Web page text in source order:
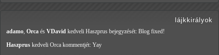
lájkkirályok
adamo Orca és VDavid kedveli Haszprus bejegyzését: Blog fixed!
Haszprus kedveli Orca kommentjét: Yay